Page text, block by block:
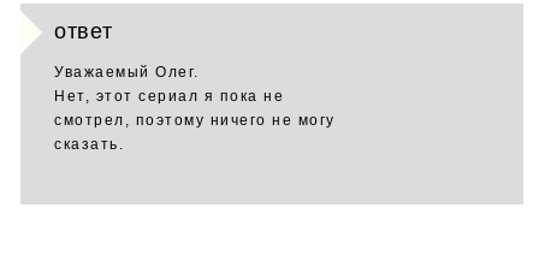
ответ
Уважаемый Олег.
Нет, этот сериал я пока не
смотрел, поэтому ничего не могу
сказать.